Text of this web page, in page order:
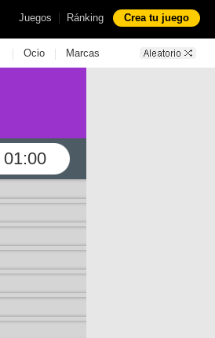
Juegos | Ránking Crea tu juego
| Ocio | Marcas
01:00